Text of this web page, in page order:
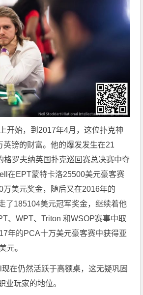
开始，到2017年4月，这位扑克神
英镑的财富。他的爆发发生在21
格罗夫纳英国扑克巡回赛总决赛中夺
在EPT蒙特卡洛25500美元豪客赛
万美元奖金，随后又在2016年的
了185104美元冠军奖金，继续着他
、WPT、Triton 和WSOP赛事中取
年的PCA十万美元豪客赛中获得亚
元。
在仍然活跃于高额桌，这无疑巩固
业玩家的地位。